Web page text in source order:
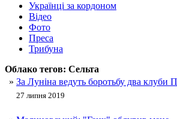
Українці за кордоном
Відео
Фото
Преса
Трибуна
Облако тегов: Сельта
» За Луніна ведуть боротьбу два клуби
27 липня 2019